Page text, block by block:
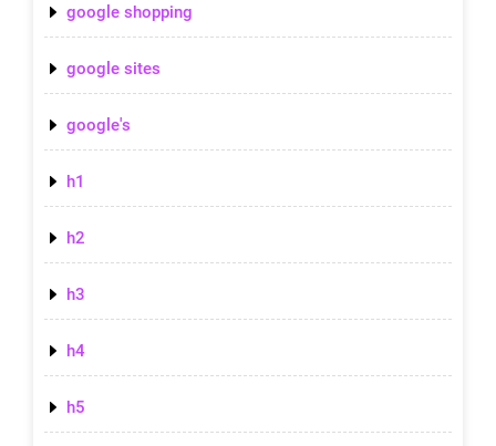
google shopping
google sites
google's
h1
h2
h3
h4
h5